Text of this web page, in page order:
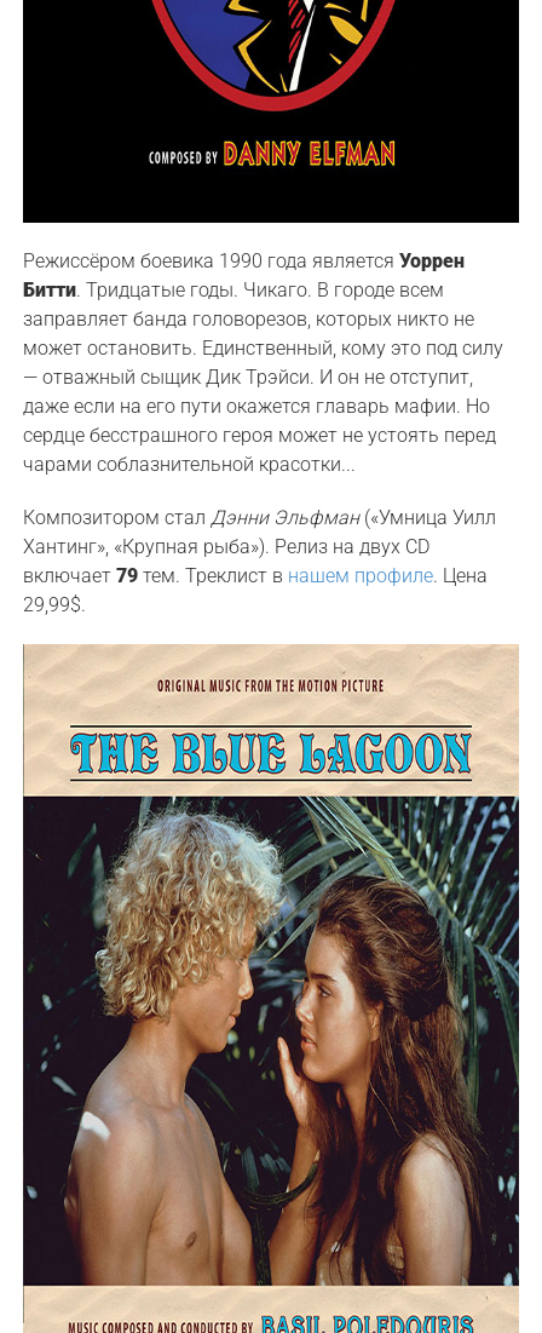
Режиссёром боевика 1990 года являетсяУоррен
Битти. Тридцатые годы. Чикаго. В городе всем
заправляет банда головорезов, которых никто не
может остановить. Единственный, кому это под силу
— отважный сыщик Дик Трэйси. И он не отступит,
даже если на его пути окажется главарь мафии. Но
сердце бесстрашного героя может не устоять перед
чарами соблазнительной красотки...
Композитором сталДэнни Эльфман(«Умница Уилл
Хантинг», «Крупная рыба»). Релиз на двух CD
включает79 тем. Треклист в нашем профиле. Цена
29,99$.